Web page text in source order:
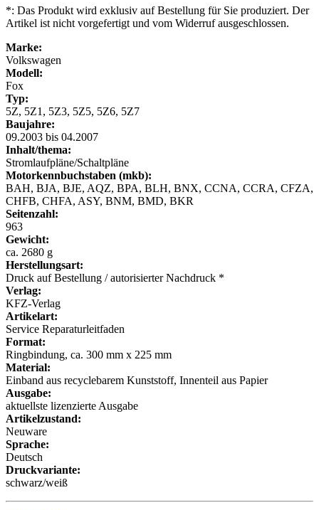
*: Das Produkt wird exklusiv auf Bestellung für Sie produziert. Der
Artikel ist nicht vorgefertigt und vom Widerruf ausgeschlossen.
Marke:
Volkswagen
Modell:
Fox
Typ:
5Z, 5Z1, 5Z3, 5Z5, 5Z6, 5Z7
Baujahre:
09.2003 bis 04.2007
Inhalt/thema:
Stromlaufpläne/Schaltpläne
Motorkennbuchstaben (mkb):
BAH, BJA, BJE, AQZ, BPA, BLH, BNX, CCNA, CCRA, CFZA,
CHFB, CHFA, ASY, BNM, BMD, BKR
Seitenzahl:
963
Gewicht:
ca. 2680 g
Herstellungsart:
Druck auf Bestellung / autorisierter Nachdruck *
Verlag:
KFZ-Verlag
Artikelart:
Service Reparaturleitfaden
Format:
Ringbindung, ca. 300 mm x 225 mm
Material:
Einband aus recyclebarem Kunststoff, Innenteil aus Papier
Ausgabe:
aktuellste lizenzierte Ausgabe
Artikelzustand:
Neuware
Sprache:
Deutsch
Druckvariante:
schwarz/weiß